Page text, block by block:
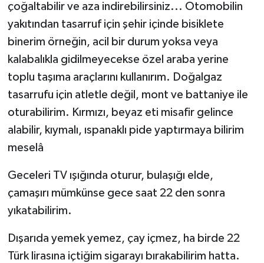
çoğaltabilir ve aza indirebilirsiniz... Otomobilin
yakıtından tasarruf için şehir içinde bisiklete
binerim örneğin, acil bir durum yoksa veya
kalabalıkla gidilmeyecekse özel araba yerine
toplu taşıma araçlarını kullanırım. Doğalgaz
tasarrufu için atletle değil, mont ve battaniye ile
oturabilirim. Kırmızı, beyaz eti misafir gelince
alabilir, kıymalı, ıspanaklı pide yaptırmaya bilirim
meselâ
Geceleri TV ışığında oturur, bulaşığı elde,
çamaşırı mümkünse gece saat 22 den sonra
yıkatabilirim.
Dışarıda yemek yemez, çay içmez, ha birde 22
Türk lirasına içtiğim sigarayı bırakabilirim hatta.